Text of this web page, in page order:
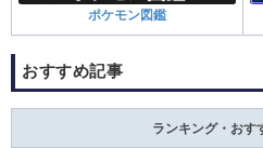
ポケモン図鑑
おすすめ記事
ランキング・おす